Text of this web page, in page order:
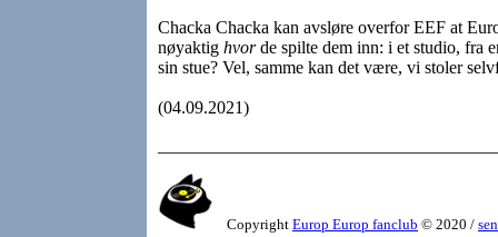
Chacka Chacka kan avsløre overfor EEF at
nøyaktig hvorde spilte dem inn: i et studio, fra
sin stue? Vel, samme kan det være, vi stoler
(04.09.2021)
Copyright Europ Europ fanclub © 2020 /